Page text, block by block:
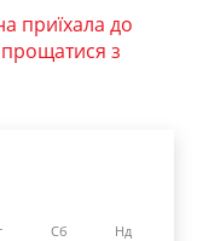
приїхала до
з
Сб Нд